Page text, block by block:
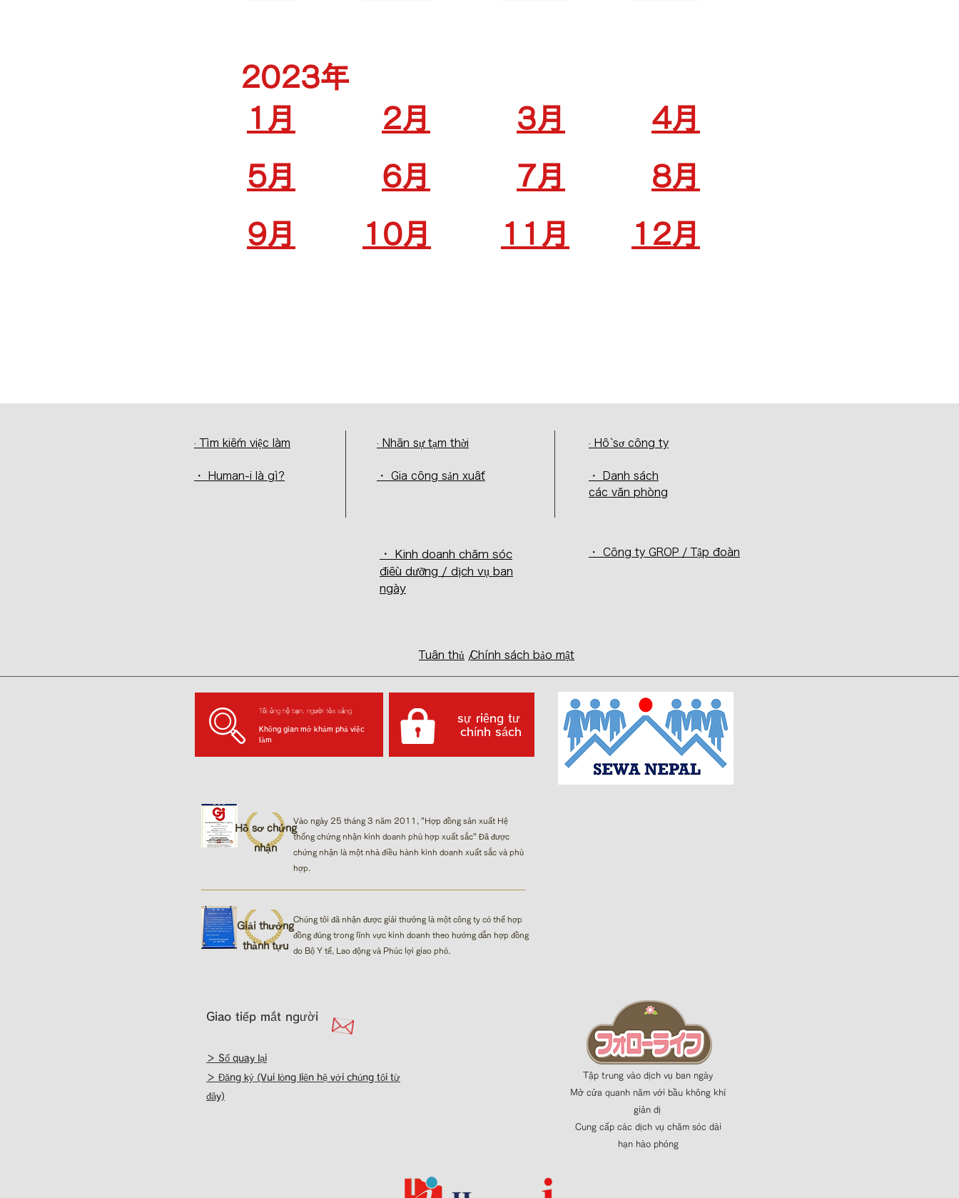
2023年
1月
2月 3月 4月
5月 6月 7月 8月
9月 10月 11月 12月
· Tìm kiếm việc làm
・ Human-i là gì?
· Nhân sự tạm thời
・ Gia công sản xuất
· Hồ sơ công ty
・ Danh sách
các văn phòng
・ Kinh doanh chăm sóc
điều dưỡng / dịch vụ ban
ngày
・ Công ty GROP / Tập đoàn
Tuân thủ /Chính sách bảo mật
Không gian mở khám phá việc
làm
Tôi ủng hộ bạn, người tỏa sáng
sự riêng tư
​ chính sách
Vào ngày 25 tháng 3 năm 2011, "Hợp đồng sản xuất Hệ
thống chứng nhận kinh doanh phù hợp xuất sắc"​ Đã được
chứng nhận là một nhà điều hành kinh doanh xuất sắc và phù
hợp.
Hồ sơ chứng
nhận
Giải thưởng
thành tựu
Chúng tôi đã nhận được giải thưởng là một công ty có thể hợp
đồng đúng trong lĩnh vực kinh doanh theo hướng dẫn hợp đồng
do Bộ Y tế, Lao động và Phúc lợi giao phó.
Giao tiếp mắt người
＞ Số quay lại
＞ Đăng ký (Vui lòng liên hệ với chúng tôi từ
đây)
Tập trung vào dịch vụ ban ngày
Mở cửa quanh năm với bầu không khí
giản dị
Cung cấp các dịch vụ chăm sóc dài
hạn hào phóng